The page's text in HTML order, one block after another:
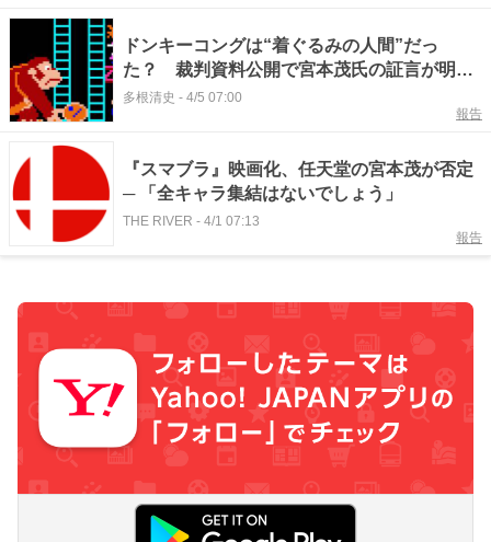
ドンキーコングは“着ぐるみの人間”だっ
た？ 裁判資料公開で宮本茂氏の証言が明ら
かに
多根清史 - 4/5 07:00
報告
『スマブラ』映画化、任天堂の宮本茂が否定
─ 「全キャラ集結はないでしょう」
THE RIVER - 4/1 07:13
報告